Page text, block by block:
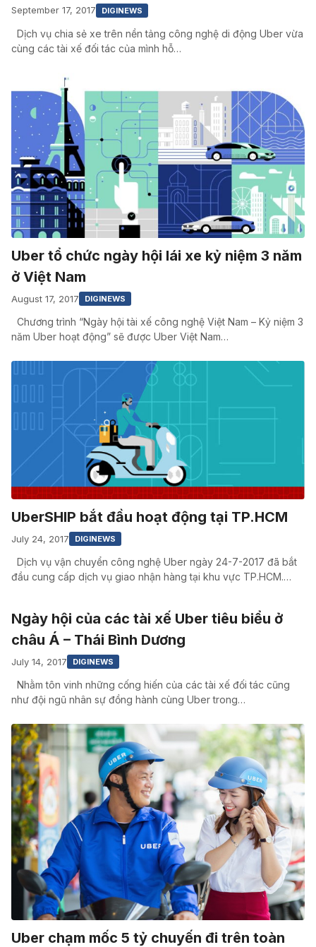
September 17, 2017 DIGINEWS
Dịch vụ chia sẻ xe trên nền tảng công nghệ di động Uber vừa
cùng các tài xế đối tác của mình hỗ…
Uber tổ chức ngày hội lái xe kỷ niệm 3 năm
ở Việt Nam
August 17, 2017 DIGINEWS
Chương trình “Ngày hội tài xế công nghệ Việt Nam – Kỷ niệm 3
năm Uber hoạt động” sẽ được Uber Việt Nam…
UberSHIP bắt đầu hoạt động tại TP.HCM
July 24, 2017 DIGINEWS
Dịch vụ vận chuyển công nghệ Uber ngày 24-7-2017 đã bắt
đầu cung cấp dịch vụ giao nhận hàng tại khu vực TP.HCM.…
Ngày hội của các tài xế Uber tiêu biểu ở
châu Á – Thái Bình Dương
July 14, 2017 DIGINEWS
Nhằm tôn vinh những cống hiến của các tài xế đối tác cũng
như đội ngũ nhân sự đồng hành cùng Uber trong…
Uber chạm mốc 5 tỷ chuyến đi trên toàn